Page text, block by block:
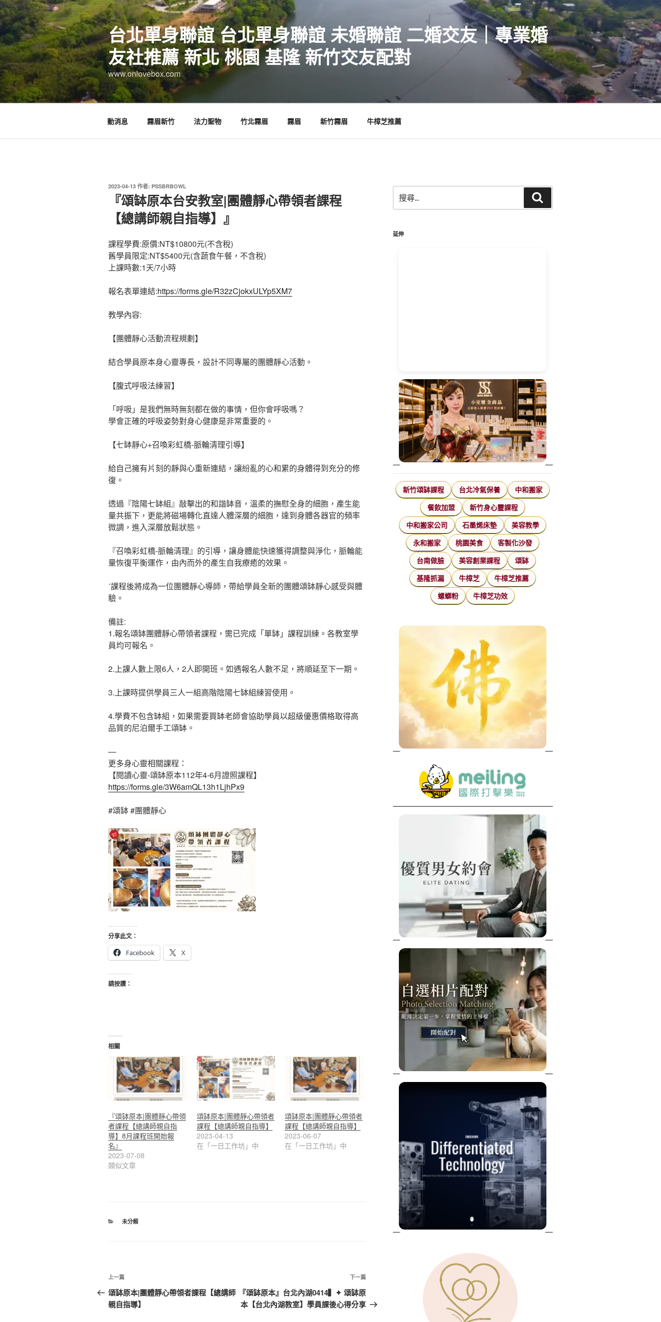
跳
至
主
要
內
容
台北單身聯誼 台北單身聯誼 未婚聯誼 二婚交友｜專業婚
友社推薦 新北 桃園 基隆 新竹交友配對
www.onlovebox.com
動消息 霧眉新竹 法力聖物 竹北霧眉 霧眉 新竹霧眉 牛樟芝推薦
發
2023-04-13 作者: PSSBRBOWL
『頌缽原本台安教室|團體靜心帶領者課程
【總講師親自指導】』
課程學費:原價:NT$10800元(不含稅)
舊學員限定:NT$5400元(含蔬食午餐，不含稅)
上課時數:1天/7小時
報名表單連結:https://forms.gle/R32zCjokxULYp5XM7
教學內容:
【團體靜心活動流程規劃】
結合學員原本身心靈專長，設計不同專屬的團體靜心活動。
【腹式呼吸法練習】
「呼吸」是我們無時無刻都在做的事情，但你會呼吸嗎？
學會正確的呼吸姿勢對身心健康是非常重要的。
【七缽靜心+召喚彩虹橋-脈輪清理引導】
給自己擁有片刻的靜與心重新連結，讓紛亂的心和累的身體得到充分的修
復。
透過『陰陽七缽組』敲擊出的和諧缽音，溫柔的撫慰全身的細胞，產生能
量共振下，更能將磁場轉化直達人體深層的細胞，達到身體各器官的頻率
微調，進入深層放鬆狀態。
『召喚彩虹橋-脈輪清理』的引導，讓身體能快速獲得調整與淨化，脈輪能
量恢復平衡運作，由內而外的產生自我療癒的效果。
˙課程後將成為一位團體靜心導師，帶給學員全新的團體頌缽靜心感受與體
驗。
備註:
1.報名頌缽團體靜心帶領者課程，需已完成「單缽」課程訓練。各教室學
員均可報名。
2.上課人數上限6人，2人即開班。如遇報名人數不足，將順延至下一期。
3.上課時提供學員三人一組高階陰陽七缽組練習使用。
4.學費不包含缽組，如果需要買缽老師會協助學員以超級優惠價格取得高
品質的尼泊爾手工頌缽。
—
更多身心靈相關課程：
【閱讀心靈-頌缽原本112年4-6月證照課程】
https://forms.gle/3W6amQL13h1LjhPx9
#頌缽#團體靜心
分享此文：
Facebook
X
請按讚：
相關
『頌缽原本|團體靜心帶領
者課程【總講師親自指
導】8月課程班開始報
名』
2023-07-08
類似文章
頌缽原本|團體靜心帶領者
課程【總講師親自指導】
2023-04-13
在「一日工作坊」中
頌缽原本|團體靜心帶領者
課程【總講師親自指導】
2023-06-07
在「一日工作坊」中
分
未分類
文
章
導
上
一
篇
上一篇
頌缽原本|團體靜心帶領者課程【總講師
親自指導】
下
一
篇
下一篇
『頌缽原本』台北內湖0414▍✦ 頌缽原
本【台北內湖教室】學員課後心得分享
尋
關
字:
尋
延伸
新竹頌缽課程 台北冷氣保養 中和搬家
餐飲加盟 新竹身心靈課程
中和搬家公司 石墨烯床墊 美容教學
永和搬家 桃園美食 客製化沙發
台南做臉 美容創業課程 頌缽
基隆抓漏 牛樟芝 牛樟芝推薦
螺螄粉 牛樟芝功效